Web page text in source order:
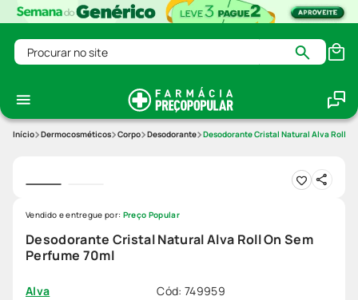
Procurar no site
Dermocosméticos Corpo Desodorante Desodorante Cristal Natural Alva Roll
Desodorante Cristal Natural Alva Roll On Sem
Perfume 70ml
Alva Cód: 749959
Vendido e entregue por: Preço Popular